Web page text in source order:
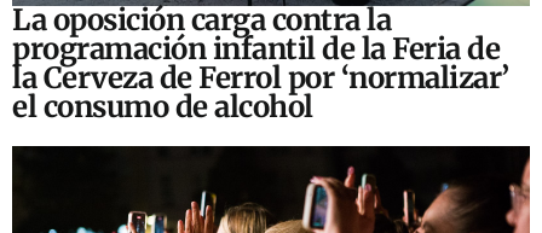
La oposición carga contra la
programación infantil de la Feria de
la Cerveza de Ferrol por ‘normalizar’
el consumo de alcohol